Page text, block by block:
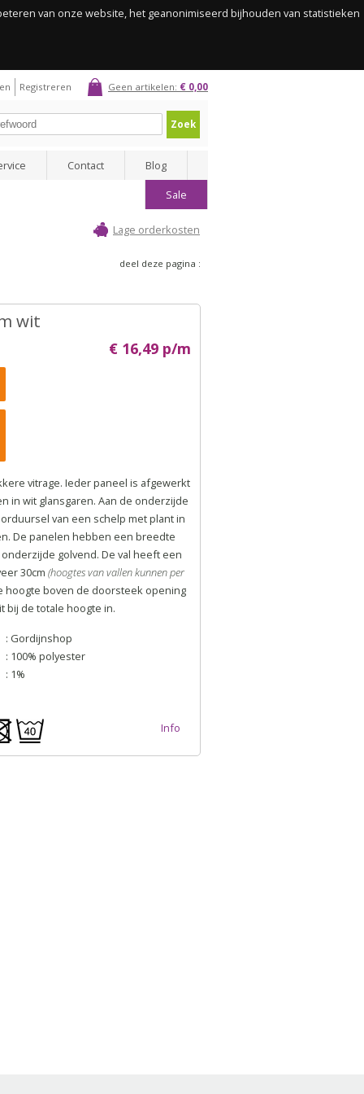
van onze website, het geanonimiseerd bijhouden van statistieken
Geen artikelen: € 0,00
Registreren
Zoek
Contact
Blog
Sale
Lage orderkosten
deel deze pagina :
wit
€ 16,49 p/m
vitrage. Ieder paneel is afgewerkt
in wit glansgaren. Aan de onderzijde
van een schelp met plant in
De panelen hebben een breedte
golvend. De val heeft een
30cm (hoogtes van vallen kunnen per
hoogte boven de doorsteek opening
bij de totale hoogte in.
: Gordijnshop
: 100% polyester
: 1%
Info